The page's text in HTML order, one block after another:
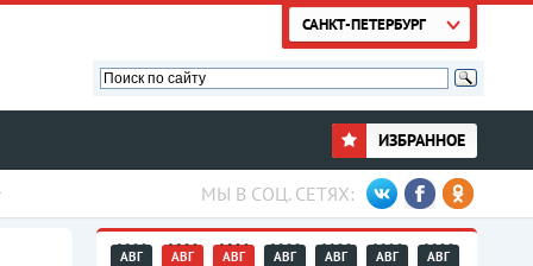
САНКТ-ПЕТЕРБУРГ
ИЗБРАННОЕ
МЫ В СОЦ. СЕТЯХ:
АВГ АВГ АВГ АВГ АВГ АВГ АВГ